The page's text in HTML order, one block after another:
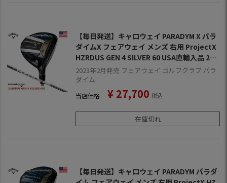
【毎日発送】キャロウェイ PARADYM X パラ
ダイムX フェアウェイ メンズ 右用 ProjectX
HZRDUS GEN 4 SILVER 60 USA直輸入品 202
3年モデル
2023年2月発売 フェアウェイ ゴルフクラブ パラ
ダイム
当店価格 ¥ 27,700 税込
在庫切れ
【毎日発送】キャロウェイ PARADYM パラダ